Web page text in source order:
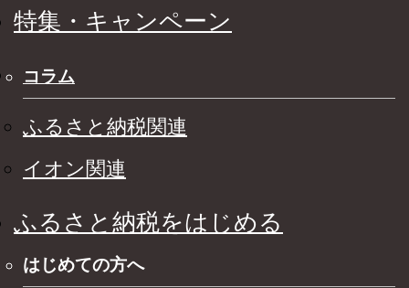
特集・キャンペーン
コラム
ふるさと納税関連
イオン関連
ふるさと納税をはじめる
はじめての方へ